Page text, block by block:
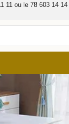
11 ou le 78 603 14 14